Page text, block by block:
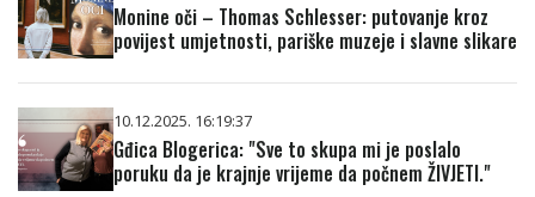
Monine oči – Thomas Schlesser: putovanje kroz
povijest umjetnosti, pariške muzeje i slavne slikare
10.12.2025. 16:19:37
Gđica Blogerica: "Sve to skupa mi je poslalo
poruku da je krajnje vrijeme da počnem ŽIVJETI."